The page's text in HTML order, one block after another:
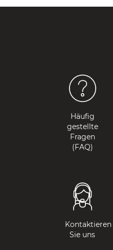
Häufig
gestellte
Fragen
(FAQ)
Kontaktieren
Sie uns